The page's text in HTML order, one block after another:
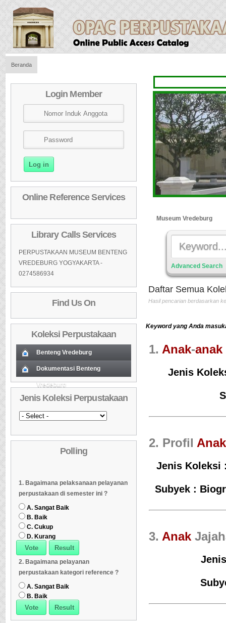
Beranda
Login Member
Online Reference Services
Library Calls Services
PERPUSTAKAAN MUSEUM BENTENG
VREDEBURG YOGYAKARTA -
0274586934
Find Us On
Koleksi Perpustakaan
Benteng Vredeburg
01 Koleksi Baru (Cover)
Daftar Koleksi Baru (Tgl.Input)
03 Daftar Koleksi (Pengarang)
04 Daftar Koleksi (Judul)
05 Daftar Koleksi (Subyek)
Daftar Koleksi Banyak
08 Daftar Koleksi (Peruntukan)
Dokumentasi Benteng
Vredeburg
Koleksi Baru (Cover)
02 Daftar Koleksi Baru (Tgl.Input)
03 Daftar Koleksi (Pengarang)
04 Daftar Koleksi (Judul)
Daftar Koleksi (Subyek)
Dipinjam
07 Daftar Koleksi (Klasifikasi/ddc)
Jenis Koleksi Perpustakaan
Polling
1. Bagaimana pelaksanaan pelayanan
perpustakaan di semester ini ?
A. Sangat Baik
B. Baik
C. Cukup
D. Kurang
2. Bagaimana pelayanan
perpustakaan kategori reference ?
A. Sangat Baik
B. Baik
Museum Vredeburg
Advanced Search
Daftar Semua
Hasil pencarian berdasarkan
Keyword yang Anda
1. Anak-anak
Jenis
2. Profil Anak
Jenis Koleksi
Subyek :
3. Anak